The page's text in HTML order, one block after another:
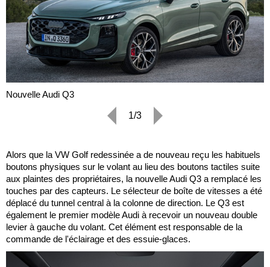
Nouvelle Audi Q3
1/3
Alors que la VW Golf redessinée a de nouveau reçu les habituels
boutons physiques sur le volant au lieu des boutons tactiles suite
aux plaintes des propriétaires, la nouvelle Audi Q3 a remplacé les
touches par des capteurs. Le sélecteur de boîte de vitesses a été
déplacé du tunnel central à la colonne de direction. Le Q3 est
également le premier modèle Audi à recevoir un nouveau double
levier à gauche du volant. Cet élément est responsable de la
commande de l'éclairage et des essuie-glaces.